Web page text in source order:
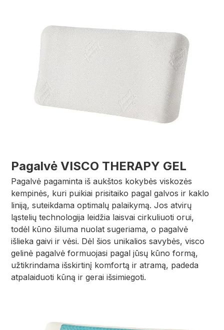
Pagalvė VISCO THERAPY GEL
Pagalvė pagaminta iš aukštos kokybės viskozės
kempinės, kuri puikiai prisitaiko pagal galvos ir kaklo
liniją, suteikdama optimalų palaikymą. Jos atvirų
ląstelių technologija leidžia laisvai cirkuliuoti orui,
todėl kūno šiluma nuolat sugeriama, o pagalvė
išlieka gaivi ir vėsi. Dėl šios unikalios savybės, visco
gelinė pagalvė formuojasi pagal jūsų kūno formą,
užtikrindama išskirtinį komfortą ir atramą, padeda
atpalaiduoti kūną ir gerai išsimiegoti.